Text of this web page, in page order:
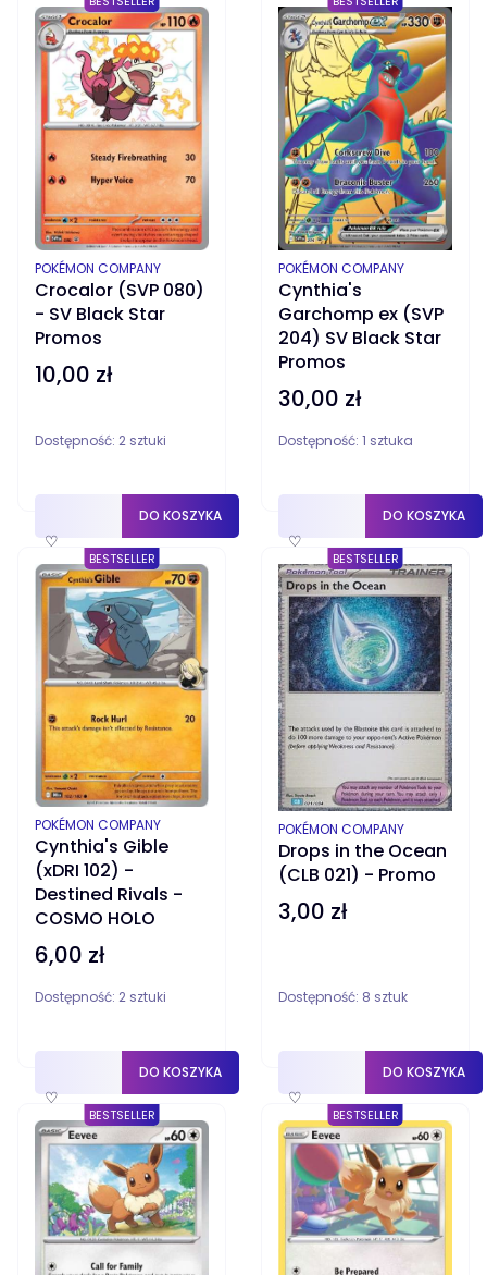
Crocalor (SVP 080)
- SV Black Star
Promos
PRODUCENT
POKÉMON COMPANY
Cena
10,00 zł
Dostępność: 2 sztuki
♡
DO KOSZYKA
Cynthia's
Garchomp ex (SVP
204) SV Black Star
Promos
PRODUCENT
POKÉMON COMPANY
Cena
30,00 zł
Dostępność: 1 sztuka
♡
DO KOSZYKA
BESTSELLER
Cynthia's Gible
(xDRI 102) -
Destined Rivals -
COSMO HOLO
PRODUCENT
POKÉMON COMPANY
Cena
6,00 zł
Dostępność: 2 sztuki
♡
DO KOSZYKA
BESTSELLER
Drops in the Ocean
(CLB 021) - Promo
PRODUCENT
POKÉMON COMPANY
Cena
3,00 zł
Dostępność: 8 sztuk
♡
DO KOSZYKA
BESTSELLER BESTSELLER